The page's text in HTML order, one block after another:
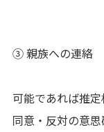
③ 親族への連絡
可能であれば推
同意・反対の意思